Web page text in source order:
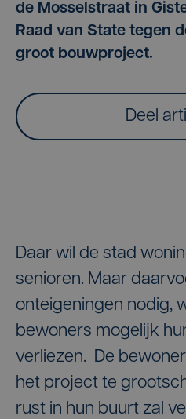
de Mosselstraat in
Raad van State tegen
groot bouwproject.
Deel
Daar wil de stad
senioren. Maar
onteigeningen nodig,
bewoners mogelijk
verliezen. De
het project te
rust in hun buurt zal